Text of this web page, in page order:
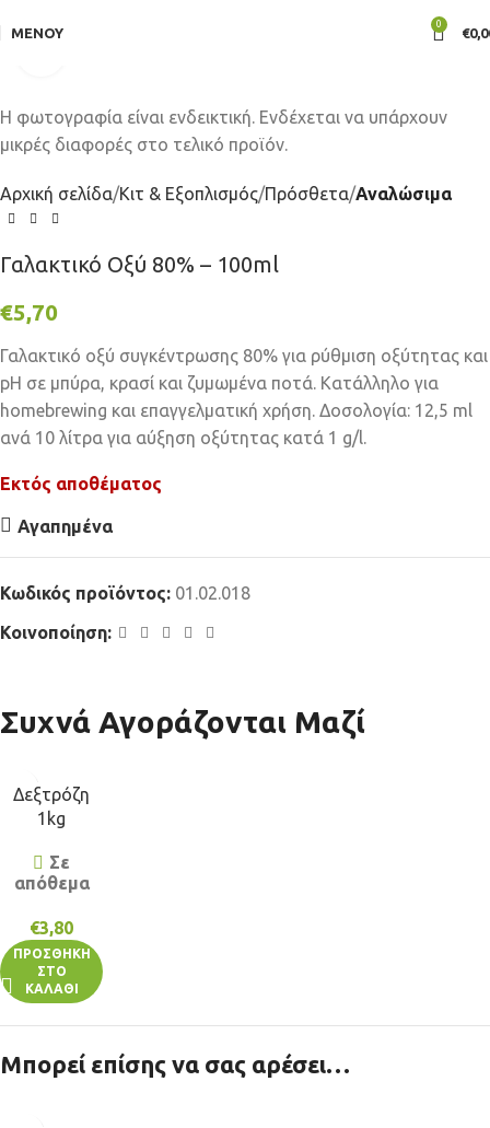
ΜΕΝΟΎ
0
€
Αρχική σελίδα Κιτ & Εξοπλισμός Πρόσθετα Αναλώσιμα
Γαλακτικό Οξύ 80% – 100ml
€5,70
Γαλακτικό οξύ συγκέντρωσης 80% για ρύθμιση οξύτητας και
pH σε μπύρα, κρασί και ζυμωμένα ποτά. Κατάλληλο για
homebrewing και επαγγελματική χρήση. Δοσολογία: 12,5 ml
ανά 10 λίτρα για αύξηση οξύτητας κατά 1 g/l.
Εκτός αποθέματος
Αγαπημένα
Κωδικός προϊόντος: 01.02.018
Κοινοποίηση:
Συχνά Αγοράζονται Μαζί
Δεξτρόζη
1kg
Σε
απόθεμα
€3,80
ΠΡΟΣΘΉΚΗ
ΣΤΟ
ΚΑΛΆΘΙ
Μπορεί επίσης να σας αρέσει…